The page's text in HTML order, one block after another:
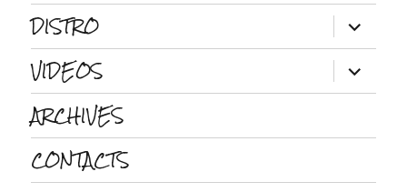
DISTRO
ouvrir
le
sous-
menu
VIDEOS ouvrir
le
sous-
ARCHIVES
CONTACTS